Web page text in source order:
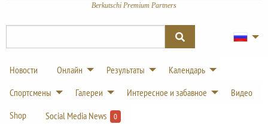
Berkutschi Premium Partners
Новости Онлайн Результаты
Календарь
Спортсмены
Галереи Интересное и забавное
Видео
Shop
Social Media News 0